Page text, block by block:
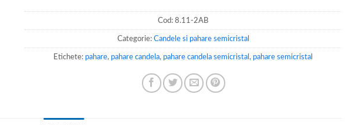
Cod:8.11-2AB
Categorie: Candele si pahare semicristal
Etichete: pahare, pahare candela, pahare candela semicristal , pahare semicristal